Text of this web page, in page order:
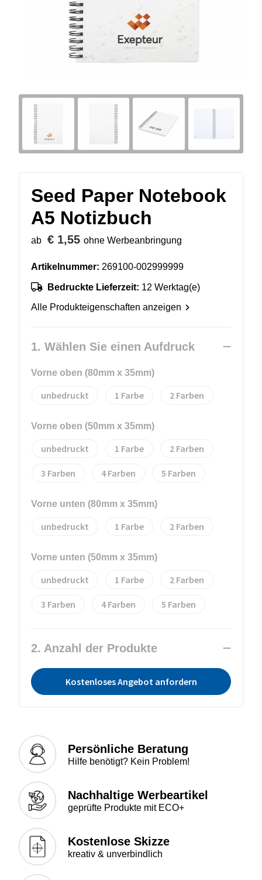
Seed Paper Notebook
A5 Notizbuch
ab € 1,55 ohne Werbeanbringung
Artikelnummer: 269100-002999999
Bedruckte Lieferzeit: 12 Werktag(e)
Alle Produkteigenschaften anzeigen
1. Wählen Sie einen Aufdruck
Vorne oben (80mm x 35mm)
unbedruckt 1 2
Vorne oben (50mm x 35mm)
unbedruckt 1 2
3 4 5
Vorne unten (80mm x 35mm)
unbedruckt 1 2
Vorne unten (50mm x 35mm)
unbedruckt 1 2
3 4 5
2. Anzahl der Produkte
Kostenloses Angebot anfordern
Persönliche Beratung
Hilfe benötigt? Kein Problem!
Nachhaltige Werbeartikel
geprüfte Produkte mit ECO+
Kostenlose Skizze
kreativ & unverbindlich